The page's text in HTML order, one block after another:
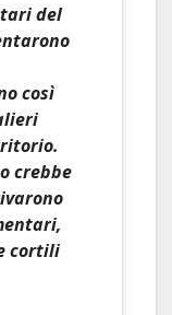
del
così
crebbe
cortili